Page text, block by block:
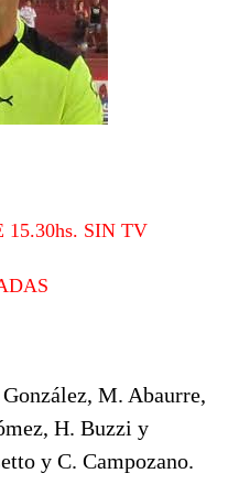
15.30hs. SIN TV
M. Abaurre,
H. Buzzi y
y C. Campozano.